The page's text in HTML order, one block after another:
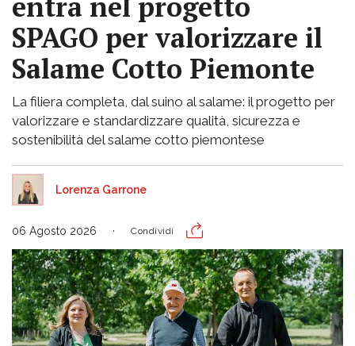
SPAGO per valorizzare il
Salame Cotto Piemonte
La filiera completa, dal suino al salame: il progetto per
valorizzare e standardizzare qualità, sicurezza e
sostenibilità del salame cotto piemontese
Lorenza Garrone
06 Agosto 2026 Condividi